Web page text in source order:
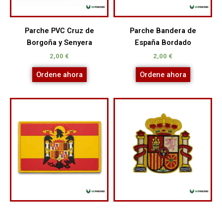
Parche PVC Cruz de
Borgoña y Senyera
2,00 €
Ordene ahora
Parche Bandera de
España Bordado
2,00 €
Ordene ahora